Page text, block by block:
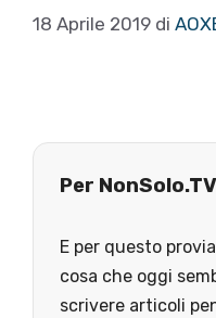
18 Aprile 2019 di
Per
E per questo
cosa che oggi
scrivere articoli